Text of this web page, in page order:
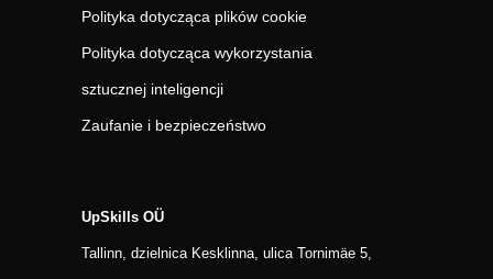
Polityka dotycząca plików cookie
Polityka dotycząca wykorzystania
sztucznej inteligencji
Zaufanie i bezpieczeństwo
UpSkills OÜ
Tallinn, dzielnica Kesklinna, ulica Tornimäe 5,